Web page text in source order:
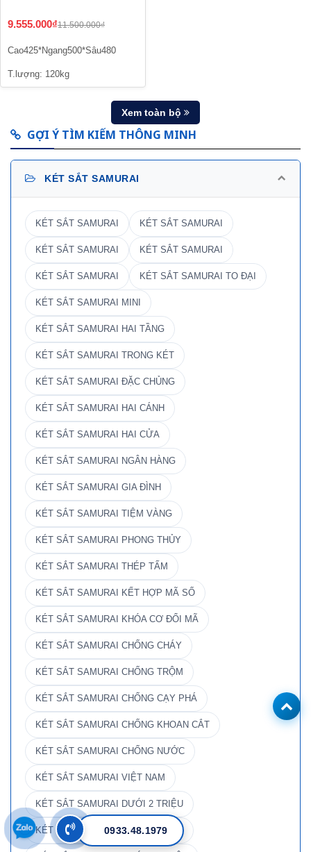
9.555.000₫11.500.000₫
Cao425*Ngang500*Sâu480
T.lượng: 120kg
Xem toàn bộ
GỢI Ý TÌM KIẾM THÔNG MINH
KÉT SẮT SAMURAI
KÉT SẮT SAMURAI KÉT SẮT SAMURAI
KÉT SẮT SAMURAI KÉT SẮT SAMURAI
KÉT SẮT SAMURAI KÉT SẮT SAMURAI TO ĐẠI
KÉT SẮT SAMURAI MINI
KÉT SẮT SAMURAI HAI TẦNG
KÉT SẮT SAMURAI TRONG KÉT
KÉT SẮT SAMURAI ĐẶC CHỦNG
KÉT SẮT SAMURAI HAI CÁNH
KÉT SẮT SAMURAI HAI CỬA
KÉT SẮT SAMURAI NGÂN HÀNG
KÉT SẮT SAMURAI GIA ĐÌNH
KÉT SẮT SAMURAI TIỆM VÀNG
KÉT SẮT SAMURAI PHONG THỦY
KÉT SẮT SAMURAI THÉP TẤM
KÉT SẮT SAMURAI KẾT HỢP MÃ SỐ
KÉT SẮT SAMURAI KHÓA CƠ ĐỔI MÃ
KÉT SẮT SAMURAI CHỐNG CHÁY
KÉT SẮT SAMURAI CHỐNG TRỘM
KÉT SẮT SAMURAI CHỐNG CẠY PHÁ
KÉT SẮT SAMURAI CHỐNG KHOAN CẮT
KÉT SẮT SAMURAI CHỐNG NƯỚC
KÉT SẮT SAMURAI VIỆT NAM
KÉT SẮT SAMURAI DƯỚI 2 TRIỆU
KÉT SẮT SAMURAI DƯỚI 5 TRIỆU
0933.48.1979